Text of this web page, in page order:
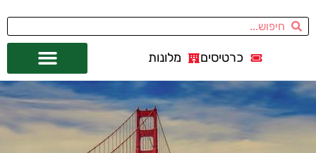
כרטיסים מלונות